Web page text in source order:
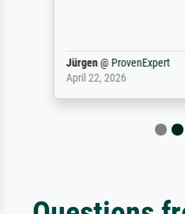
Jürgen@ ProvenExpert
April 22, 2026